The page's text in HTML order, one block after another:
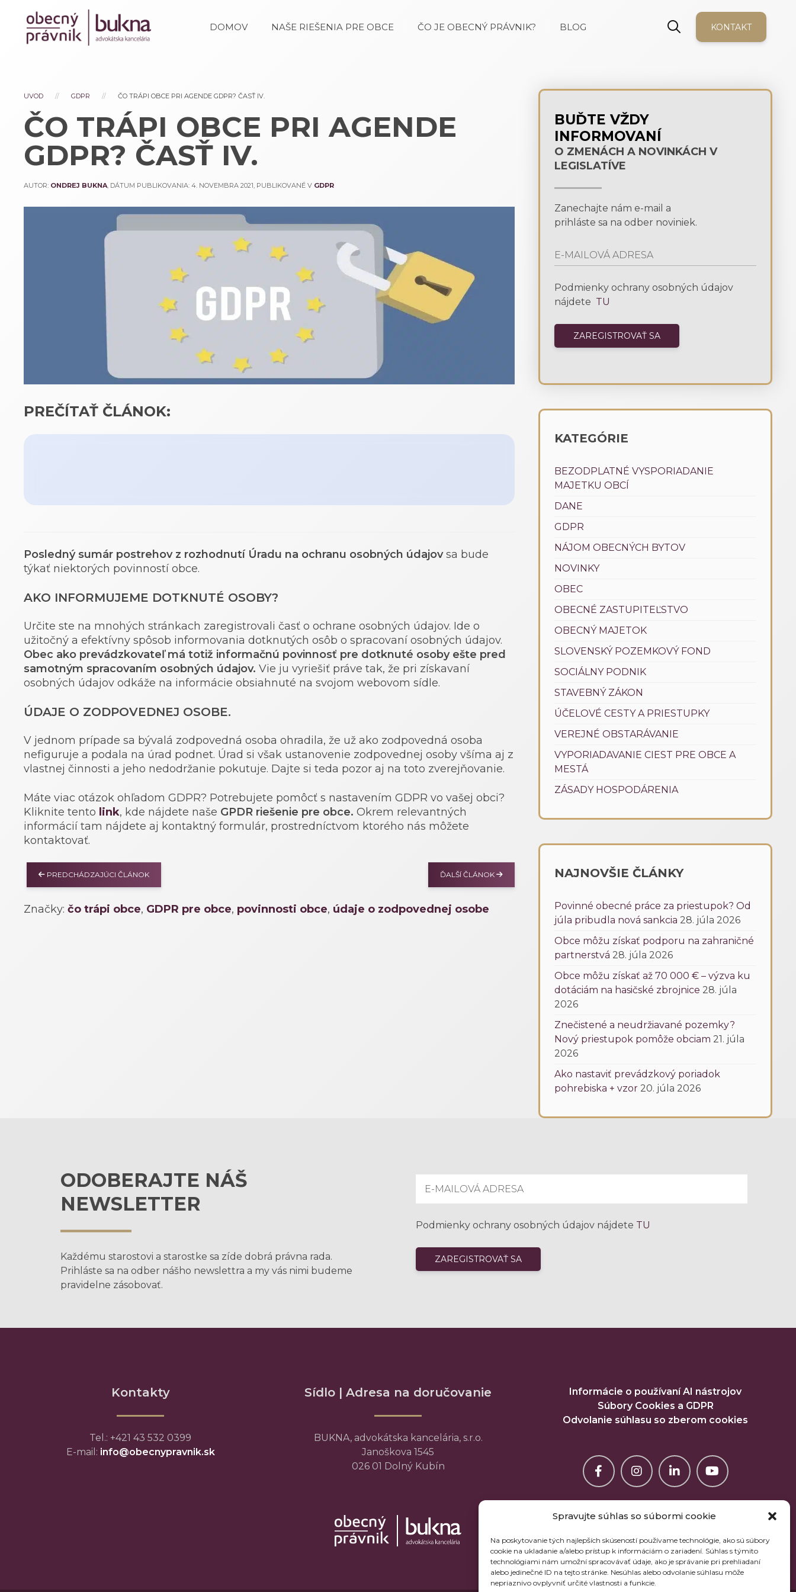
Spravujte súhlas so súbormi cookie
Na poskytovanie tých najlepších skúseností používame technológie, ako sú súbory
cookie na ukladanie a/alebo prístup k informáciám o zariadení. Súhlas s týmito
technológiami nám umožní spracovávať údaje, ako je správanie pri prehliadaní
alebo jedinečné ID na tejto stránke. Nesúhlas alebo odvolanie súhlasu môže
nepriaznivo ovplyvniť určité vlastnosti a funkcie.
DOMOV NAŠE RIEŠENIA PRE OBCE ČO JE OBECNÝ PRÁVNIK? BLOG KONTAKT
UVOD GDPR ČO TRÁPI OBCE PRI AGENDE GDPR? ČASŤ IV.
ČO TRÁPI OBCE PRI AGENDE
GDPR? ČASŤ IV.
AUTOR: ONDREJ BUKNA, DÁTUM PUBLIKOVANIA:4. NOVEMBRA 2021, PUBLIKOVANÉ V GDPR
PREČÍTAŤ ČLÁNOK:
Posledný sumár postrehov z rozhodnutí Úradu na ochranu osobných údajovsa bude
týkať niektorých povinností obce.
AKO INFORMUJEME DOTKNUTÉ OSOBY?
Určite ste na mnohých stránkach zaregistrovali časť o ochrane osobných údajov. Ide o
užitočný a efektívny spôsob informovania dotknutých osôb o spracovaní osobných údajov.
Obec ako prevádzkovateľ má totiž informačnú povinnosť pre dotknuté osoby ešte pred
samotným spracovaním osobných údajov. Vie ju vyriešiť práve tak, že pri získavaní
osobných údajov odkáže na informácie obsiahnuté na svojom webovom sídle.
ÚDAJE O ZODPOVEDNEJ OSOBE.
V jednom prípade sa bývalá zodpovedná osoba ohradila, že už ako zodpovedná osoba
nefiguruje a podala na úrad podnet. Úrad si však ustanovenie zodpovednej osoby všíma aj z
vlastnej činnosti a jeho nedodržanie pokutuje. Dajte si teda pozor aj na toto zverejňovanie.
Máte viac otázok ohľadom GDPR? Potrebujete pomôcť s nastavením GDPR vo vašej obci?
Kliknite tento link, kde nájdete naše GPDR riešenie pre obce. Okrem relevantných
informácií tam nájdete aj kontaktný formulár, prostredníctvom ktorého nás môžete
kontaktovať.
ĎALŠÍ ČLÁNOK
PREDCHÁDZAJÚCI ČLÁNOK
Značky:čo trápi obce, GDPR pre obce, povinnosti obce, údaje o zodpovednej osobe
BUĎTE VŽDY
INFORMOVANÍ
O ZMENÁCH A NOVINKÁCH V
LEGISLATÍVE
Zanechajte nám e-mail a
prihláste sa na odber noviniek.
Podmienky ochrany osobných údajov
nájdete TU
KATEGÓRIE
BEZODPLATNÉ VYSPORIADANIE
MAJETKU OBCÍ
DANE
GDPR
NÁJOM OBECNÝCH BYTOV
NOVINKY
OBEC
OBECNÉ ZASTUPITEĽSTVO
OBECNÝ MAJETOK
SLOVENSKÝ POZEMKOVÝ FOND
SOCIÁLNY PODNIK
STAVEBNÝ ZÁKON
ÚČELOVÉ CESTY A PRIESTUPKY
VEREJNÉ OBSTARÁVANIE
VYPORIADAVANIE CIEST PRE OBCE A
MESTÁ
ZÁSADY HOSPODÁRENIA
NAJNOVŠIE ČLÁNKY
Povinné obecné práce za priestupok? Od
júla pribudla nová sankcia 28. júla 2026
Obce môžu získať podporu na zahraničné
partnerstvá 28. júla 2026
Obce môžu získať až 70 000 € – výzva ku
dotáciám na hasičské zbrojnice 28. júla
2026
Znečistené a neudržiavané pozemky?
Nový priestupok pomôže obciam 21. júla
2026
Ako nastaviť prevádzkový poriadok
pohrebiska + vzor 20. júla 2026
ODOBERAJTE NÁŠ
NEWSLETTER
Každému starostovi a starostke sa zíde dobrá právna rada.
Prihláste sa na odber nášho newslettra a my vás nimi budeme
pravidelne zásobovať.
Podmienky ochrany osobných údajov nájdete TU
Kontakty
Tel.: +421 43 532 0399
E-mail: info@obecnypravnik.sk
Sídlo | Adresa na doručovanie
BUKNA, advokátska kancelária, s.r.o.
Janoškova 1545
026 01 Dolný Kubín
Informácie o používaní AI nástrojov
Súbory Cookies a GDPR
Odvolanie súhlasu so zberom cookies